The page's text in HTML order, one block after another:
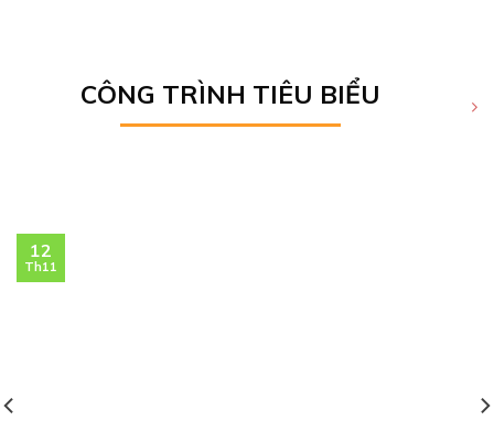
CÔNG TRÌNH TIÊU BIỂU
12
Th11